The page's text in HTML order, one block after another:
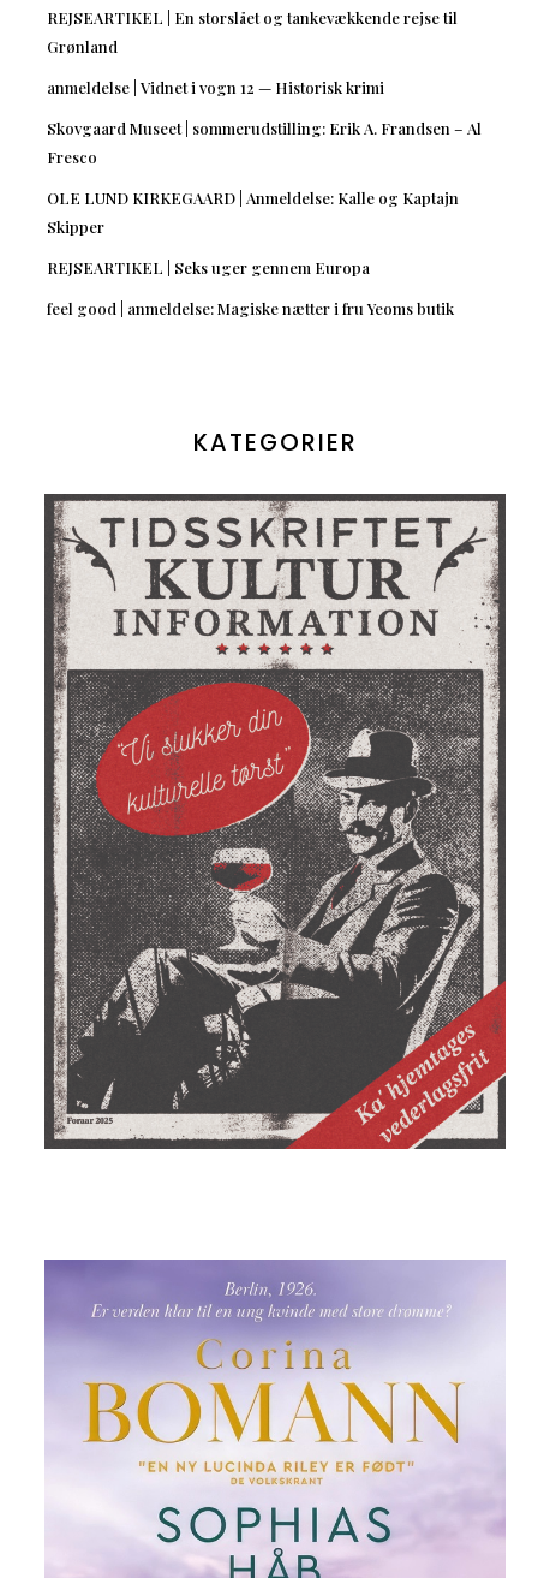
REJSEARTIKEL | En storslået og tankevækkende rejse til
Grønland
anmeldelse | Vidnet i vogn 12 — Historisk krimi
Skovgaard Museet | sommerudstilling: Erik A. Frandsen – Al
Fresco
OLE LUND KIRKEGAARD | Anmeldelse: Kalle og Kaptajn
Skipper
REJSEARTIKEL | Seks uger gennem Europa
feel good | anmeldelse: Magiske nætter i fru Yeoms butik
KATEGORIER